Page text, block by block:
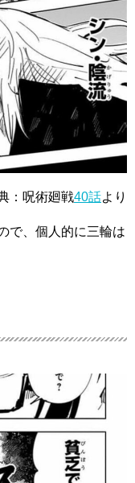
：呪術廻戦40話より
で、個人的に三輪は